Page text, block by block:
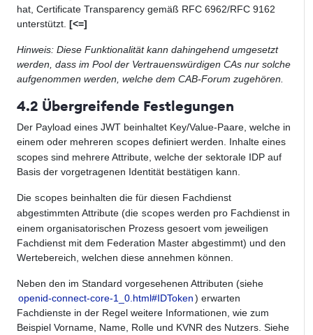
hat, Certificate Transparency gemäß RFC 6962/RFC 9162
unterstützt. [<=]
Hinweis: Diese Funktionalität kann dahingehend umgesetzt
werden, dass im Pool der Vertrauenswürdigen CAs nur solche
aufgenommen werden, welche dem CAB-Forum zugehören.
4.2 Übergreifende Festlegungen
Der Payload eines JWT beinhaltet Key/Value-Paare, welche in
einem oder mehreren scopes definiert werden. Inhalte eines
scopes sind mehrere Attribute, welche der sektorale IDP auf
Basis der vorgetragenen Identität bestätigen kann.
Die scopes beinhalten die für diesen Fachdienst
abgestimmten Attribute (die scopes werden pro Fachdienst in
einem organisatorischen Prozess gesoert vom jeweiligen
Fachdienst mit dem Federation Master abgestimmt) und den
Wertebereich, welchen diese annehmen können.
Neben den im Standard vorgesehenen Attributen (siehe
openid-connect-core-1_0.html#IDToken) erwarten
Fachdienste in der Regel weitere Informationen, wie zum
Beispiel Vorname, Name, Rolle und KVNR des Nutzers. Siehe